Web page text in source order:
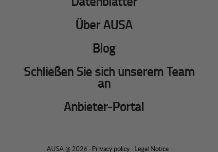
Über AUSA
Blog
Schließen Sie sich unserem Team
an
Anbieter-Portal
AUSA @ 2026 · Privacy policy· Legal Notice·